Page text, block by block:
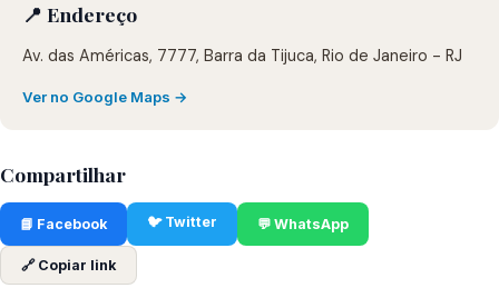
📍 Endereço
Av. das Américas, 7777, Barra da Tijuca, Rio de Janeiro - RJ
Ver no Google Maps →
Compartilhar
📘 Facebook 🐦 Twitter 💬 WhatsApp
🔗 Copiar link